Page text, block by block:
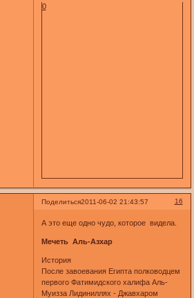
0
Поделиться 16
2011-06-02 21:43:57
А это еще одно чудо, которое видела.
Мечеть Аль-Азхар
История
После завоевания Египта полководцем
первого Фатимидского халифа Аль-
Муизза Лидиниллях - Джавхаром